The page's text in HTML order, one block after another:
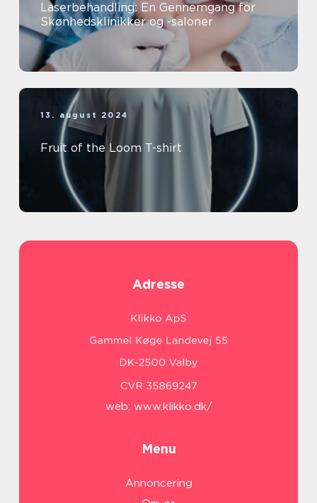
Laserbehandling: En Gennemgang for
Skønhedsklinikker og -saloner
13. august 2024
Fruit of the Loom T-shirt
Adresse
web: www.klikko.dk/
Menu
Annoncering